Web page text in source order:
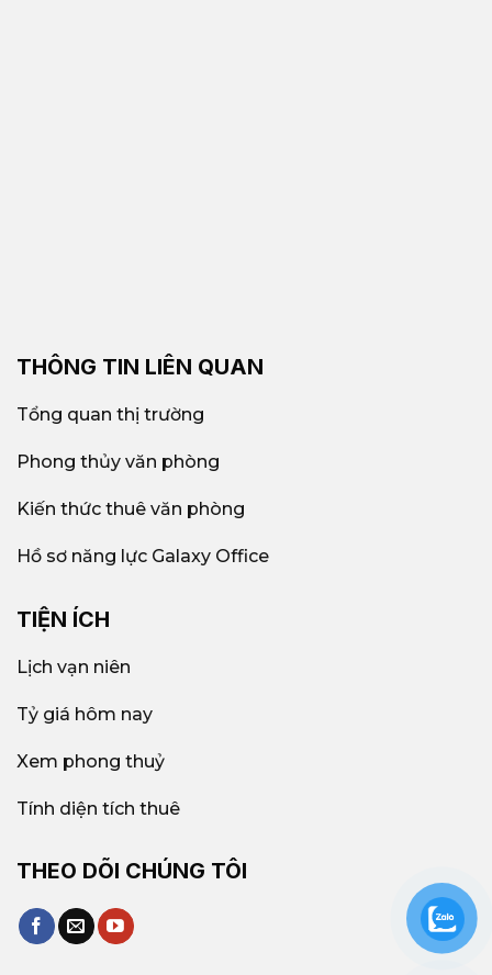
THÔNG TIN LIÊN QUAN
Tổng quan thị trường
Phong thủy văn phòng
Kiến thức thuê văn phòng
Hồ sơ năng lực Galaxy Office
TIỆN ÍCH
Lịch vạn niên
Tỷ giá hôm nay
Xem phong thuỷ
Tính diện tích thuê
THEO DÕI CHÚNG TÔI